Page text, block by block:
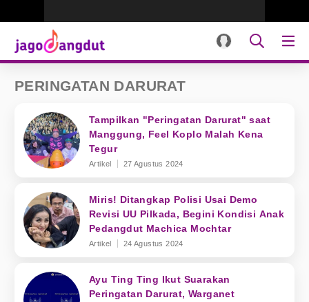
PERINGATAN DARURAT
Tampilkan "Peringatan Darurat" saat
Manggung, Feel Koplo Malah Kena
Tegur
Artikel 27 Agustus 2024
Miris! Ditangkap Polisi Usai Demo
Revisi UU Pilkada, Begini Kondisi Anak
Pedangdut Machica Mochtar
Artikel 24 Agustus 2024
Ayu Ting Ting Ikut Suarakan
Peringatan Darurat, Warganet